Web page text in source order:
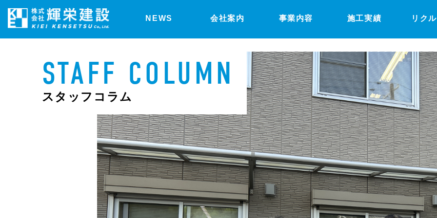
NEWS 会社案内 事業内容 施工実績 リク
STAFF COLUMN
スタッフコラム